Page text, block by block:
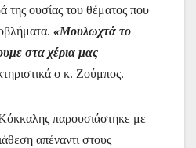
της ουσίας του θέματος που
«Μουλωχτά το
στα χέρια μας
ο κ. Ζούμπος.
παρουσιάστηκε με
απέναντι στους